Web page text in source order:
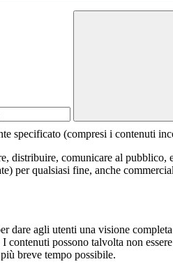
specificato (compresi i contenuti
comunicare al pubblico,
per qualsiasi fine, anche
dare agli utenti una visione
possono talvolta non
breve tempo possibile.